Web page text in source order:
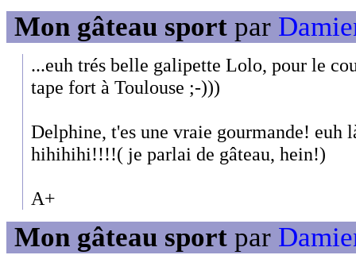
Mon gâteau sport par
...euh trés belle galipette Lolo, pour le
tape fort à Toulouse ;-)))
Delphine, t'es une vraie gourmande! euh
hihihihi!!!!( je parlai de gâteau, hein!)
A+
Mon gâteau sport par